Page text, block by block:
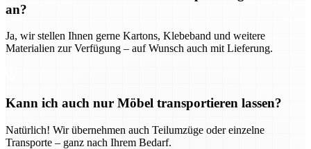
an?
Ja, wir stellen Ihnen gerne Kartons, Klebeband und weitere
Materialien zur Verfügung – auf Wunsch auch mit Lieferung.
Kann ich auch nur Möbel transportieren lassen?
Natürlich! Wir übernehmen auch Teilumzüge oder einzelne
Transporte – ganz nach Ihrem Bedarf.